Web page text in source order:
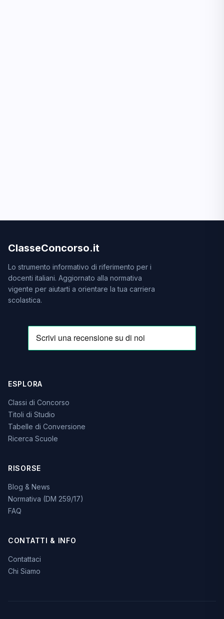
ClasseConcorso.it
Lo strumento informativo di riferimento per i
docenti italiani. Aggiornato alla normativa
vigente per aiutarti a orientare la tua carriera
scolastica.
ESPLORA
Classi di Concorso
Titoli di Studio
Tabelle di Conversione
Ricerca Scuole
RISORSE
Blog & News
Normativa (DM 259/17)
FAQ
CONTATTI & INFO
Contattaci
Chi Siamo